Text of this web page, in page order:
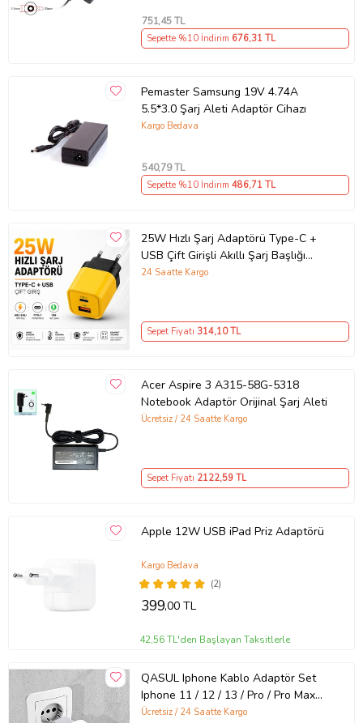
751,45 TL
Sepette %10 İndirim 676,31 TL
Pemaster Samsung 19V 4.74A
5.5*3.0 Şarj Aleti Adaptör Cihazı
Kargo Bedava
540,79 TL
Sepette %10 İndirim 486,71 TL
25W Hızlı Şarj Adaptörü Type-C +
USB Çift Girişli Akıllı Şarj Başlığı
Kompakt Tasarım
24 Saatte Kargo
Sepet Fiyatı 314,10 TL
Acer Aspire 3 A315-58G-5318
Notebook Adaptör Orijinal Şarj Aleti
Ücretsiz / 24 Saatte Kargo
Sepet Fiyatı 2122,59 TL
Apple 12W USB iPad Priz Adaptörü
(2)
Kargo Bedava
399,00 TL
42,56 TL'den Başlayan Taksitlerle
QASUL Iphone Kablo Adaptör Set
Iphone 11 / 12 / 13 / Pro / Pro Max
Uyumlu Şarj Aleti Seti
Ücretsiz / 24 Saatte Kargo